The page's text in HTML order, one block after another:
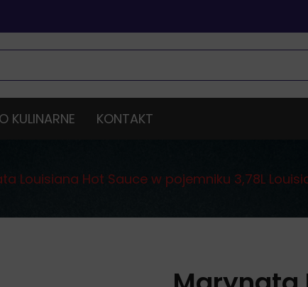
KULINARNE KONTAKT
Louisiana Hot Sauce w pojemniku 3,78L